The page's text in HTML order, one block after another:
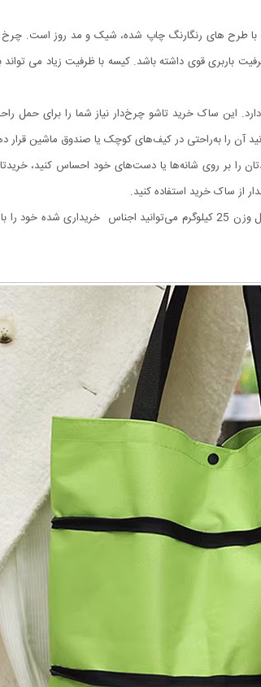
با طرح های رنگارنگ چاپ شده، شیک و مد روز است.
باربری قوی داشته باشد. کیسه با ظرفیت زیاد می تواند
ساک خرید تاشو چرخ‌دار نیاز شما را برای حمل
را به‌راحتی در کیف‌های کوچک یا صندوق ماشین قرار
بر روی شانه‌ها یا دست‌های خود احساس کنید،
از ساک خرید استفاده کنید.
علاوه بر قابلیت تاشو، این محصول از مواد سبک و مقاومی ساخته شده‌ است که علاوه بر تحمل